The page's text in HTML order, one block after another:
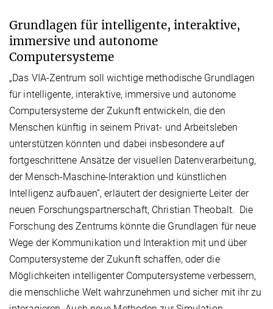
Grundlagen für intelligente, interaktive,
immersive und autonome
Computersysteme
„Das VIA-Zentrum soll wichtige methodische Grundlagen
für intelligente, interaktive, immersive und autonome
Computersysteme der Zukunft entwickeln, die den
Menschen künftig in seinem Privat- und Arbeitsleben
unterstützen könnten und dabei insbesondere auf
fortgeschrittene Ansätze der visuellen Datenverarbeitung,
der Mensch-Maschine-Interaktion und künstlichen
Intelligenz aufbauen“, erläutert der designierte Leiter der
neuen Forschungspartnerschaft, Christian Theobalt. Die
Forschung des Zentrums könnte die Grundlagen für neue
Wege der Kommunikation und Interaktion mit und über
Computersysteme der Zukunft schaffen, oder die
Möglichkeiten intelligenter Computersysteme verbessern,
die menschliche Welt wahrzunehmen und sicher mit ihr zu